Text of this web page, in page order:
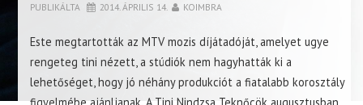
PUBLIKÁLTA 2014. ÁPRILIS 14. KOIMBRA
Este megtartották az MTV mozis díjátadóját, amelyet ugye
rengeteg tini nézett, a stúdiók nem hagyhatták ki a
lehetőséget, hogy jó néhány produkciót a fiatalabb korosztály